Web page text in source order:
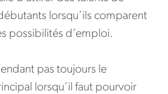
lorsqu’ils comparent
possibilités d’emploi.
pas toujours le
lorsqu’il faut pourvoir